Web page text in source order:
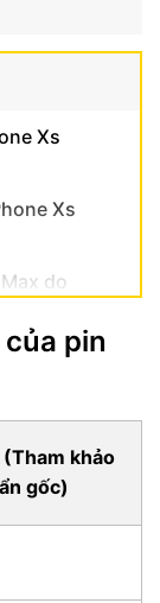
Xs
Xs
do
pin
khảo
gốc)